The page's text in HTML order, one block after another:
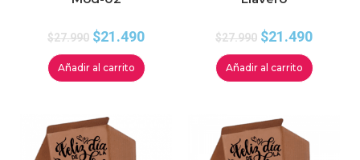
$27.990 $21.490
Añadir al carrito
$27.990 $21.490
Añadir al carrito